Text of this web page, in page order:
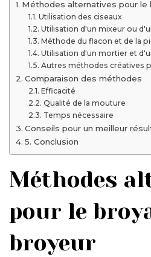
Méthodes alternatives pour le
Utilisation des ciseaux
Utilisation d'un mixeur ou
Méthode du flacon et de la
Utilisation d'un mortier et
Autres méthodes créatives
Comparaison des méthodes
Efficacité
Qualité de la mouture
Temps nécessaire
Conseils pour un meilleur
5. Conclusion
Méthodes
pour le
broyeur